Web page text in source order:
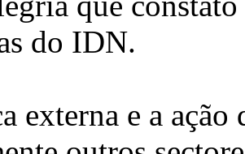
do IDN.
externa e a